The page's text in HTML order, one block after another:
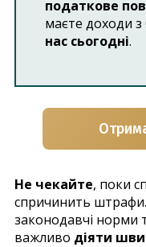
податкове
маєте доходи
нас сьогодні.
Не чекайте, поки
спричинить штрафи.
законодавчі норми
важливо діяти